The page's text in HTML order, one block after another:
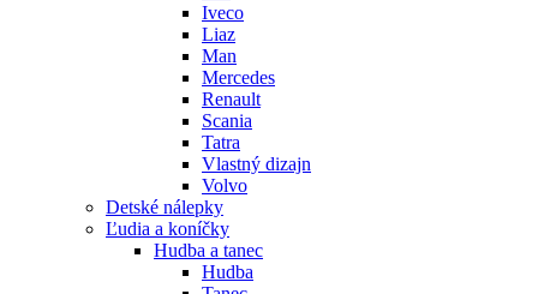
Iveco
Liaz
Man
Mercedes
Renault
Scania
Tatra
Vlastný dizajn
Volvo
Detské nálepky
Ľudia a koníčky
Hudba a tanec
Hudba